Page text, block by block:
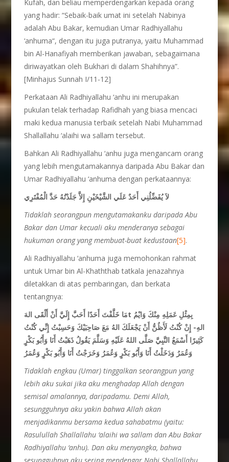
Kufah, dan beliau memperdengarkan kepada orang
yang hadir: “Sebaik-baik umat ini setelah Nabinya
adalah Abu Bakar, kemudian Umar Radhiyallahu
‘anhuma“, dengan itu juga putranya, yaitu Muhammad
bin Al-Hanafiyah memberikan jawaban, sebagaimana
diriwayatkan oleh Bukhari di dalam Shahihnya”.
[Minhajus Sunnah I/11-12]
Perkataan Ali Radhiyallahu ‘anhu ini merupakan
pukulan telak terhadap Rafidhah yang biasa mencaci
maki kedua manusia terbaik setelah Nabi Muhammad
Shallallahu ‘alaihi wa sallam tersebut.
Bahkan Ali Radhiyallahu ‘anhu juga mengancam orang
yang lebih mengutamakannya daripada Abu Bakar dan
Umar Radhiyallahu ‘anhuma dengan perkataannya:
لاَ يُفَضِّلُنِي أَحَدٌ عَلَي الشَّيْخَيْنِ إِلاَّ جَلَدْتُهُ حَدَّ الْمُفْتَرِي
Tidaklah seorangpun mengutamakanku daripada Abu
Bakar dan Umar kecuali aku menderanya sebagai
hukuman orang yang membuat-buat kedustaan[5].
Ali Radhiyallahu ‘anhuma juga memohonkan rahmat
untuk Umar bin Al-Khaththab tatkala jenazahnya
diletakkan di atas pembaringan, dan berkata
tentangnya:
مَا خَلَّفْتَ أَحَدًا أَحَبَّ إِلَيَّ أَنْ أَلْقَى الهَt بِمِثْلِ عَمَلِهِ مِنْكَ وَايْمُ
الهِ- إِنْ كُنْتُ لَأَظُنُّ أَنْ يَجْعَلَكَ الهُ مَعَ صَاحِبَيْكَ وَحَسِبْتُ إِنِّي كُنْتُ
كَثِيرًا أَسْمَعُ النَّبِيَّ صَلَّى اللهُ عَلَيْهِ وَسَلَّمَ يَقُولُ ذَهَبْتُ أَنَا وَأَبُو بَكْرٍ
وَعُمَرُ وَدَخَلْتُ أَنَا وَأَبُو بَكْرٍ وَعُمَرُ وَخَرَجْتُ أَنَا وَأَبُو بَكْرٍ وَعُمَرُ
Tidaklah engkau (Umar) tinggalkan seorangpun yang
lebih aku sukai jika aku menghadap Allah dengan
semisal amalannya, daripadamu. Demi Allah,
sesungguhnya aku yakin bahwa Allah akan
menjadikanmu bersama kedua sahabatmu (yaitu:
Rasulullah Shallallahu ‘alaihi wa sallam dan Abu Bakar
Radhiyallahu ‘anhu). Dan aku menyangka, bahwa